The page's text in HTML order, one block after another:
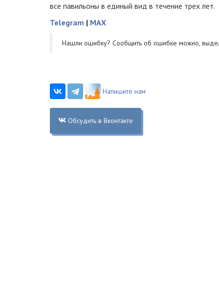
все павильоны в единый вид в течение трех лет.
Telegram | MAX
Нашли ошибку? Cообщить об ошибке можно,
Напишите нам
Обсудить в Вконтакте